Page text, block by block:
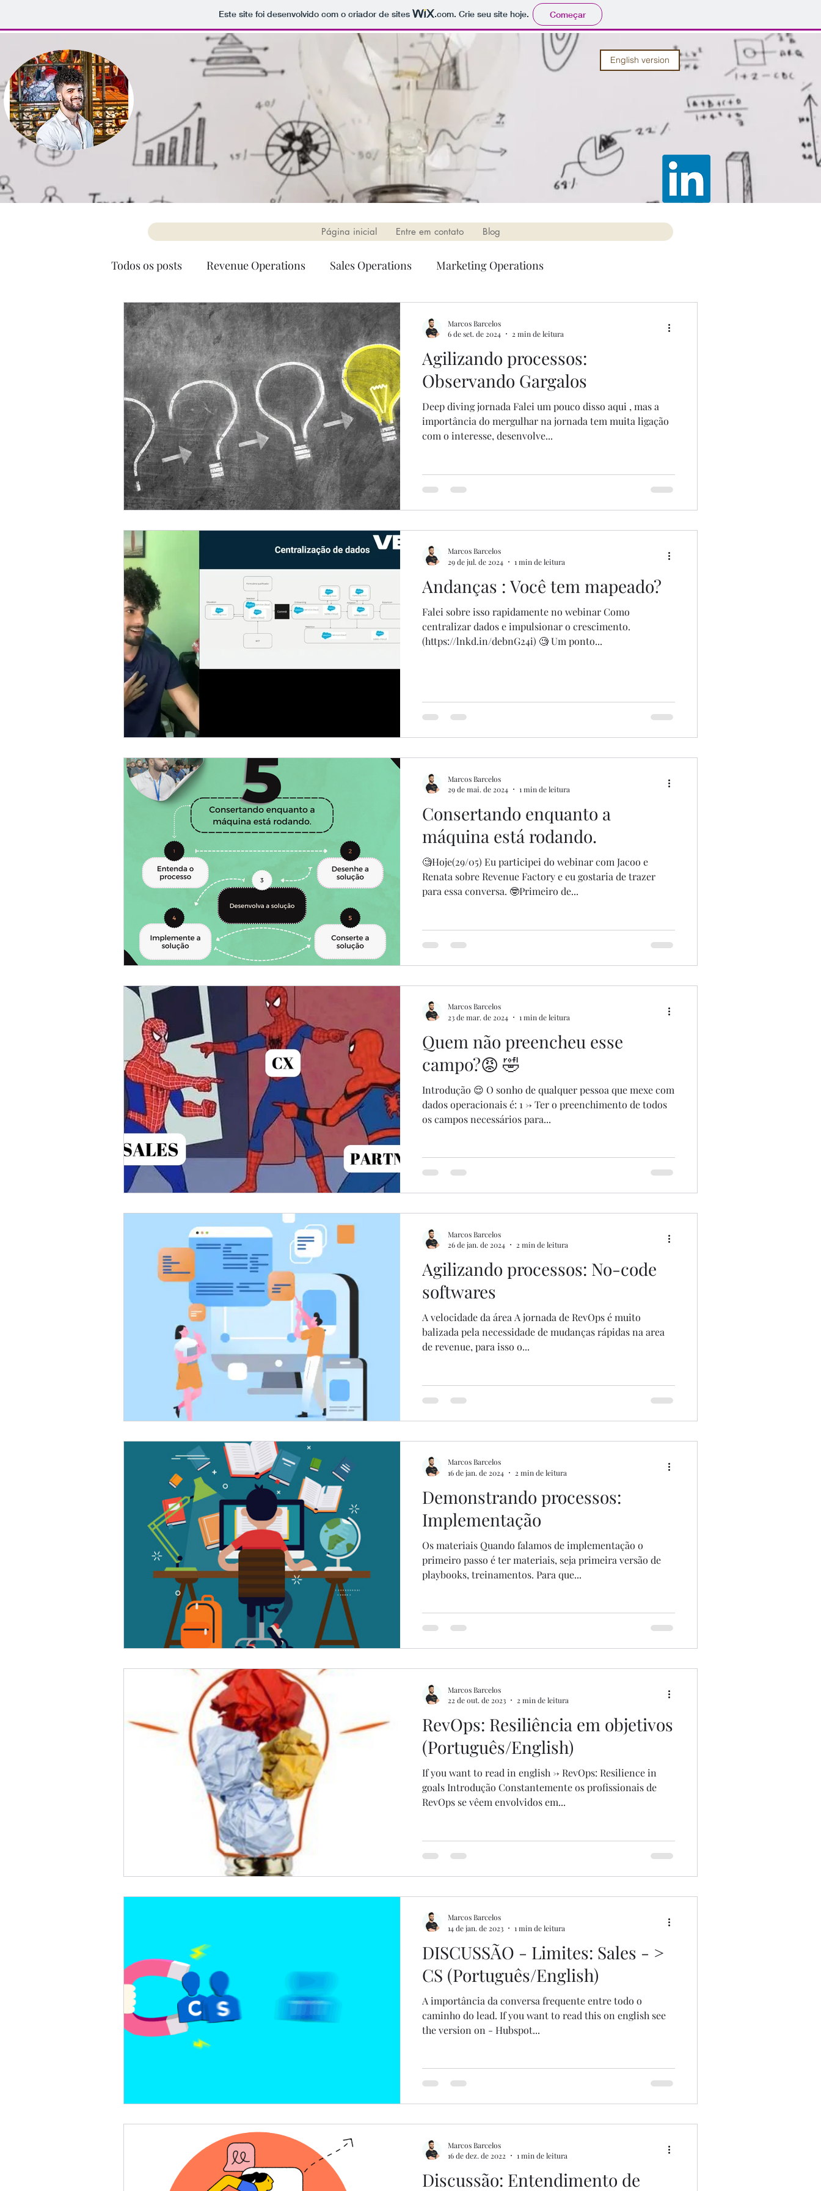
Este site foi desenvolvido com o criador de sites .com. Crie seu site hoje. Começar
English version
Página inicial Entre em contato Blog
Todos os posts Revenue Operations Sales Operations Marketing Operations
Customer Success Operations
Agilizando processos:
Observando Gargalos
Deep diving jornada Falei um pouco disso aqui , mas a
importância do mergulhar na jornada tem muita ligação
com o interesse, desenvolve...
Marcos Barcelos
6 de set. de 2024
2 min de leitura
Andanças : Você tem mapeado?
Falei sobre isso rapidamente no webinar Como
centralizar dados e impulsionar o crescimento.
(https://lnkd.in/debnG24i) 🧐 Um ponto...
Marcos Barcelos
29 de jul. de 2024
1 min de leitura
Consertando enquanto a
máquina está rodando.
🧐Hoje(29/05) Eu participei do webinar com Jacoo e
Renata sobre Revenue Factory e eu gostaria de trazer
para essa conversa. 🤓Primeiro de...
Marcos Barcelos
29 de mai. de 2024
1 min de leitura
Quem não preencheu esse
campo?😡 🤣
Introdução 😌 O sonho de qualquer pessoa que mexe com
dados operacionais é: 1 -> Ter o preenchimento de todos
os campos necessários para...
Marcos Barcelos
23 de mar. de 2024
1 min de leitura
Agilizando processos: No-code
softwares
A velocidade da área A jornada de RevOps é muito
balizada pela necessidade de mudanças rápidas na area
de revenue, para isso o...
Marcos Barcelos
26 de jan. de 2024
2 min de leitura
Demonstrando processos:
Implementação
Os materiais Quando falamos de implementação o
primeiro passo é ter materiais, seja primeira versão de
playbooks, treinamentos. Para que...
Marcos Barcelos
16 de jan. de 2024
2 min de leitura
RevOps: Resiliência em objetivos
(Português/English)
If you want to read in english -> RevOps: Resilience in
goals Introdução Constantemente os profissionais de
RevOps se vêem envolvidos em...
Marcos Barcelos
22 de out. de 2023
2 min de leitura
DISCUSSÃO - Limites: Sales - >
CS (Português/English)
A importância da conversa frequente entre todo o
caminho do lead. If you want to read this on english see
the version on - Hubspot...
Marcos Barcelos
14 de jan. de 2023
1 min de leitura
Discussão: Entendimento de
Marcos Barcelos
16 de dez. de 2022
1 min de leitura